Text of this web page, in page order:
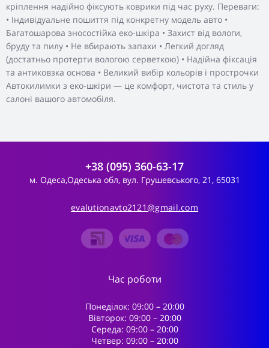
кріплення надійно фіксують коврики під час руху. Переваги:
• Індивідуальне пошиття під конкретну модель авто •
Багатошарова зносостійка еко-шкіра • Захист від вологи,
бруду та пилу • Не вбирають запахи • Легкий догляд
(достатньо протерти вологою серветкою) • Надійна фіксація
та антиковзка основа • Великий вибір кольорів і прострочки
Автокилимки з еко-шкіри — це комфорт, чистота та стиль у
салоні вашого автомобіля.
+38 (095) 360-63-17
м. Одеса,Одеська обл, вул. Грушевського, 21, 65031
evalutionavto2121@gmail.com
Час роботи
Понеділок: 09:00 – 20:00
Вівторок: 09:00 – 20:00
Середа: 09:00 – 20:00
Четвер: 09:00 – 20:00